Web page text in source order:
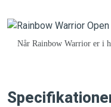
Når Rainbow Warrior er i